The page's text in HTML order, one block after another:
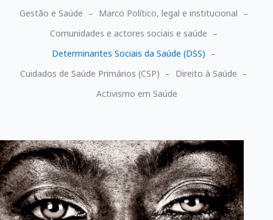
Gestão e Saúde
Marco Político, legal e institucional
Comunidades e actores sociais e saúde
Determinantes Sociais da Saúde (DSS)
Cuidados de Saúde Primários (CSP)
Direito à Saúde
Activismo em Saúde